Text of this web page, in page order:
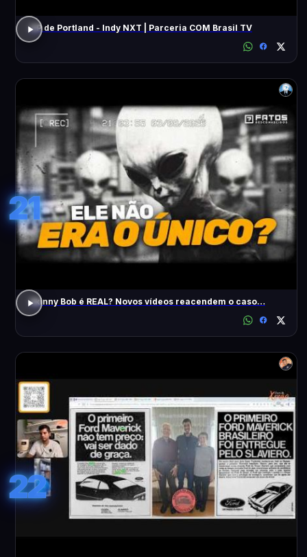
GP de Portland - Indy NXT | Parceria COM Brasil TV
21
Skinny Bob é REAL? Novos vídeos reacendem o caso…
22